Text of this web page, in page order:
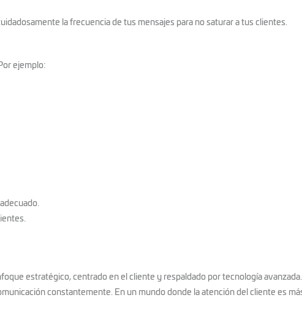
la frecuencia de tus mensajes para no saturar a tus clientes.
ejemplo:
estratégico, centrado en el cliente y respaldado por tecnología
constantemente. En un mundo donde la atención del cliente es